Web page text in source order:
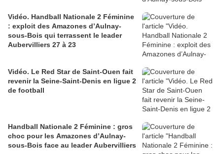
Vidéo. Handball Nationale 2 Féminine
: exploit des Amazones d’Aulnay-
sous-Bois qui terrassent le leader
Aubervilliers 27 à 23
Vidéo. Le Red Star de Saint-Ouen fait
revenir la Seine-Saint-Denis en ligue 2
de football
Handball Nationale 2 Féminine : gros
choc pour les Amazones d’Aulnay-
sous-Bois face au leader Aubervilliers